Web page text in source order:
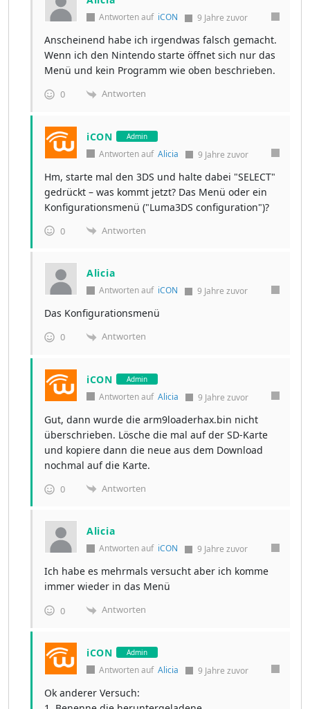
Antworten auf iCON 9 Jahre zuvor
Anscheinend habe ich irgendwas falsch gemacht.
Wenn ich den Nintendo starte öffnet sich nur das
Menü und kein Programm wie oben beschrieben.
0 Antworten
iCON Admin
Antworten auf Alicia 9 Jahre zuvor
Hm, starte mal den 3DS und halte dabei "SELECT"
gedrückt – was kommt jetzt? Das Menü oder ein
Konfigurationsmenü ("Luma3DS configuration")?
0 Antworten
Alicia
Antworten auf iCON 9 Jahre zuvor
Das Konfigurationsmenü
0 Antworten
iCON Admin
Antworten auf Alicia 9 Jahre zuvor
Gut, dann wurde die arm9loaderhax.bin nicht
überschrieben. Lösche die mal auf der SD-Karte
und kopiere dann die neue aus dem Download
nochmal auf die Karte.
0 Antworten
Alicia
Antworten auf iCON 9 Jahre zuvor
Ich habe es mehrmals versucht aber ich komme
immer wieder in das Menü
0 Antworten
iCON Admin
Antworten auf Alicia 9 Jahre zuvor
Ok anderer Versuch: